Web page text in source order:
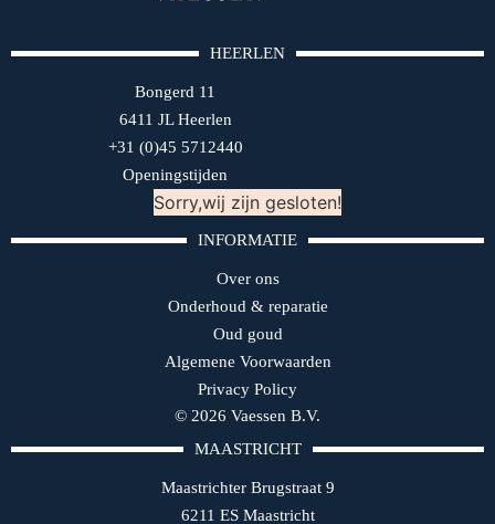
HEERLEN
Bongerd 11
6411 JL Heerlen
+31 (0)45 5712440
Openingstijden
Sorry,wij zijn gesloten!
INFORMATIE
Over ons
Onderhoud & reparatie
Oud goud
Algemene Voorwaarden
Privacy Policy
© 2026 Vaessen B.V.
MAASTRICHT
Maastrichter Brugstraat 9
6211 ES Maastricht